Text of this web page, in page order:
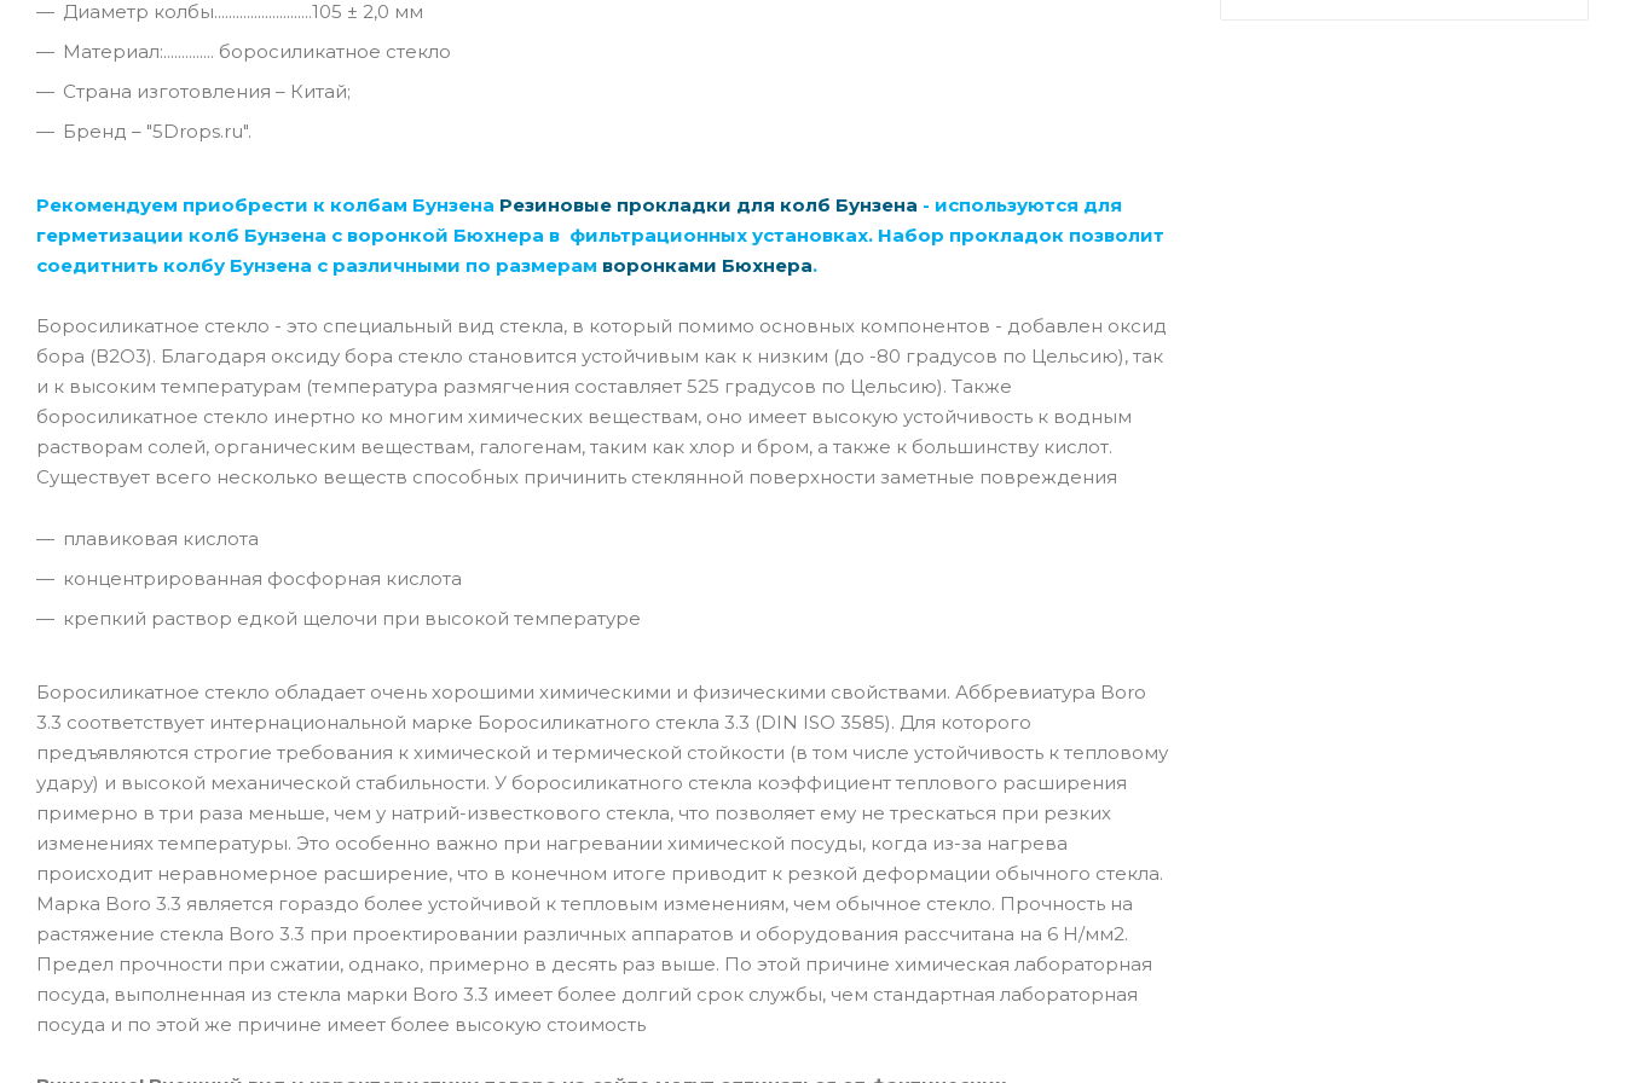
Диаметр колбы...........................105 ± 2,0 мм
Материал:.............. боросиликатное стекло
Страна изготовления – Китай;
Бренд – "5Drops.ru".
Рекомендуем приобрести к колбам Бунзена Резиновые прокладки для колб Бунзена - используются для
герметизации колб Бунзена с воронкой Бюхнера в фильтрационных установках. Набор прокладок позволит
соедитнить колбу Бунзена с различными по размерам воронками Бюхнера.
Боросиликатное стекло - это специальный вид стекла, в который помимо основных компонентов - добавлен оксид
бора (В2О3). Благодаря оксиду бора стекло становится устойчивым как к низким (до -80 градусов по Цельсию), так
и к высоким температурам (температура размягчения составляет 525 градусов по Цельсию). Также
боросиликатное стекло инертно ко многим химических веществам, оно имеет высокую устойчивость к водным
растворам солей, органическим веществам, галогенам, таким как хлор и бром, а также к большинству кислот.
Существует всего несколько веществ способных причинить стеклянной поверхности заметные повреждения
плавиковая кислота
концентрированная фосфорная кислота
крепкий раствор едкой щелочи при высокой температуре
Боросиликатное стекло обладает очень хорошими химическими и физическими свойствами. Аббревиатура Boro
3.3 соответствует интернациональной марке Боросиликатного стекла 3.3 (DIN ISO 3585). Для которого
предъявляются строгие требования к химической и термической стойкости (в том числе устойчивость к тепловому
удару) и высокой механической стабильности. У боросиликатного стекла коэффициент теплового расширения
примерно в три раза меньше, чем у натрий-известкового стекла, что позволяет ему не трескаться при резких
изменениях температуры. Это особенно важно при нагревании химической посуды, когда из-за нагрева
происходит неравномерное расширение, что в конечном итоге приводит к резкой деформации обычного стекла.
Марка Boro 3.3 является гораздо более устойчивой к тепловым изменениям, чем обычное стекло. Прочность на
растяжение стекла Boro 3.3 при проектировании различных аппаратов и оборудования рассчитана на 6 Н/мм2.
Предел прочности при сжатии, однако, примерно в десять раз выше. По этой причине химическая лабораторная
посуда, выполненная из стекла марки Boro 3.3 имеет более долгий срок службы, чем стандартная лабораторная
посуда и по этой же причине имеет более высокую стоимость